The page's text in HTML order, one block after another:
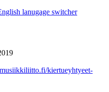
kiertueyhtyeet-